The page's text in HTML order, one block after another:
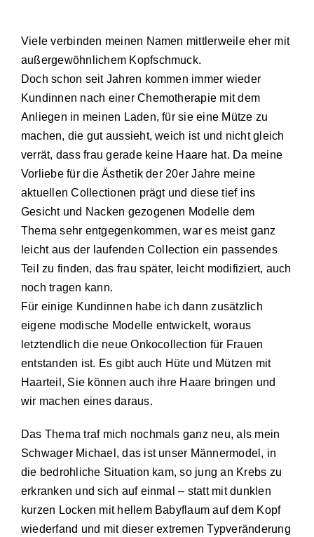
Viele verbinden meinen Namen mittlerweile eher mit
außergewöhnlichem Kopfschmuck.
Doch schon seit Jahren kommen immer wieder
Kundinnen nach einer Chemotherapie mit dem
Anliegen in meinen Laden, für sie eine Mütze zu
machen, die gut aus­sieht, weich ist und nicht gleich
verrät, dass frau ge­rade keine Haare hat. Da meine
Vorliebe für die Ästhetik der 20er Jahre meine
aktuellen Collectionen prägt und diese tief ins
Gesicht und Nacken gezoge­nen Modelle dem
Thema sehr entgegenkommen, war es meist ganz
leicht aus der laufenden Collection ein passendes
Teil zu finden, das frau später, leicht modifiziert, auch
noch tragen kann.
Für einige Kundinnen habe ich dann zusätzlich
eigene modische Modelle entwickelt, wo­raus
letztendlich die neue Onkocollection für Frauen
entstanden ist. Es gibt auch Hüte und Mützen mit
Haarteil, Sie können auch ihre Haare bringen und
wir machen eines daraus.
Das Thema traf mich nochmals ganz neu, als mein
Schwager Michael, das ist unser Männermodel, in
die bedrohliche Situation kam, so jung an Krebs zu
erkranken und sich auf einmal – statt mit dunklen
kurzen Locken mit hellem Babyflaum auf dem Kopf
wiederfand und mit dieser extremen Typverände­rung